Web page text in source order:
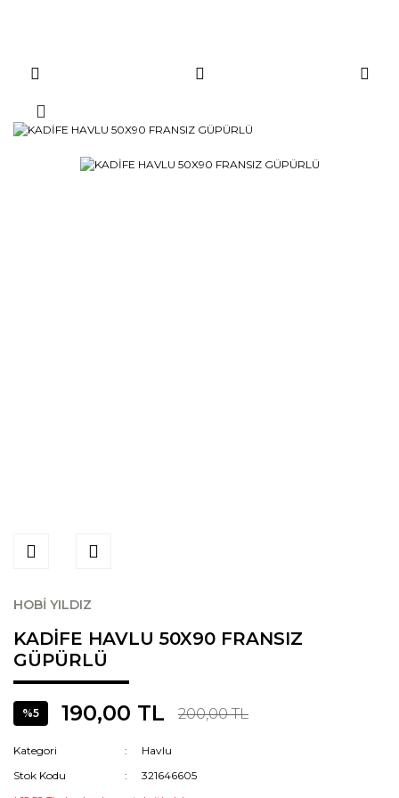
HOBİ YILDIZ
KADİFE HAVLU 50X90 FRANSIZ
GÜPÜRLÜ
%5 190,00 TL 200,00 TL
Kategori
Havlu
Stok Kodu
321646605